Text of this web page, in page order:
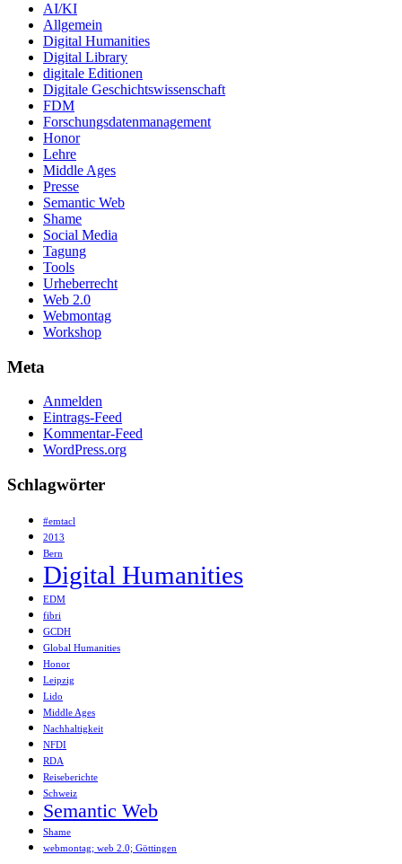
AI/KI
Allgemein
Digital Humanities
Digital Library
digitale Editionen
Digitale Geschichtswissenschaft
FDM
Forschungsdatenmanagement
Honor
Lehre
Middle Ages
Presse
Semantic Web
Shame
Social Media
Tagung
Tools
Urheberrecht
Web 2.0
Webmontag
Workshop
Meta
Anmelden
Eintrags-Feed
Kommentar-Feed
WordPress.org
Schlagwörter
#emtacl
2013
Bern
Digital Humanities
EDM
fibri
GCDH
Global Humanities
Honor
Leipzig
Lido
Middle Ages
Nachhaltigkeit
NFDI
RDA
Reiseberichte
Schweiz
Semantic Web
Shame
webmontag; web 2.0; Göttingen